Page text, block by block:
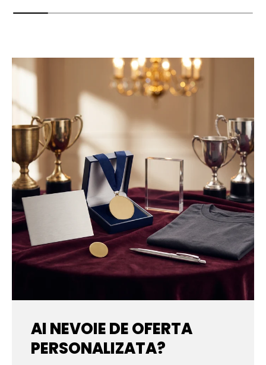
AI NEVOIE DE OFERTA
PERSONALIZATA?